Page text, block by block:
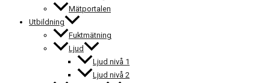
Mätportalen
Utbildning
Fuktmätning
Ljud
Ljud nivå 1
Ljud nivå 2